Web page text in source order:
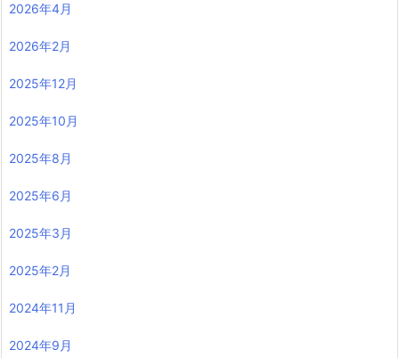
2026年4月
2026年2月
2025年12月
2025年10月
2025年8月
2025年6月
2025年3月
2025年2月
2024年11月
2024年9月